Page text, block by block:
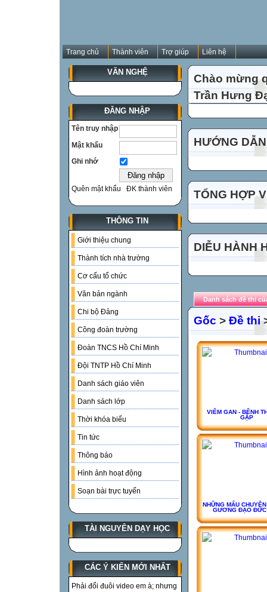
Trang chủ Thành viên Trợ giúp Liên hệ
VĂN NGHỆ
ĐĂNG NHẬP
Tên truy nhập
Mật khẩu
Ghi nhớ
Quên mật khẩu ĐK thành viên
THÔNG TIN
Giới thiệu chung
Thành tích nhà trường
Cơ cấu tổ chức
Văn bản ngành
Chi bộ Đảng
Công đoàn trường
Đoàn TNCS Hồ Chí Minh
Đội TNTP Hồ Chí Minh
Danh sách giáo viên
Danh sách lớp
Thời khóa biểu
Tin tức
Thông báo
Hình ảnh hoạt động
Soạn bài trực tuyến
TÀI NGUYÊN DẠY HỌC
CÁC Ý KIẾN MỚI NHẤT
Phải đổi đuôi video em à; nhưng
Chào mừng
Trần Hưng
HƯỚNG
TỔNG HỢP
DIỄU HÀNH
Danh sách đề thi
Gốc > Đề thi
VIÊM GAN - BÊNH
GẶP
NHỮNG MẨU
GƯƠNG ĐẠO ĐỨC